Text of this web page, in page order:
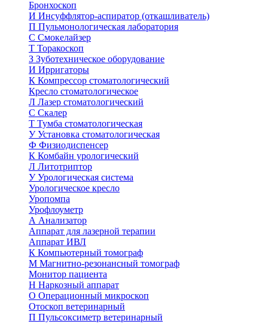
Бронхоскоп
И Инсуффлятор-аспиратор (откашливатель)
П Пульмонологическая лаборатория
С Смокелайзер
Т Торакоскоп
З Зуботехническое оборудование
И Ирригаторы
К Компрессор стоматологический
Кресло стоматологическое
Л Лазер стоматологический
С Скалер
Т Тумба стоматологическая
УУстановка стоматологическая
Ф Физиодиспенсер
К Комбайн урологический
Л Литотриптор
УУрологическая система
Урологическое кресло
Уропомпа
Урофлоуметр
А Анализатор
Аппарат для лазерной терапии
Аппарат ИВЛ
К Компьютерный томограф
М Магнитно-резонансный томограф
Монитор пациента
Н Наркозный аппарат
О Операционный микроскоп
Отоскоп ветеринарный
П Пульсоксиметр ветеринарный